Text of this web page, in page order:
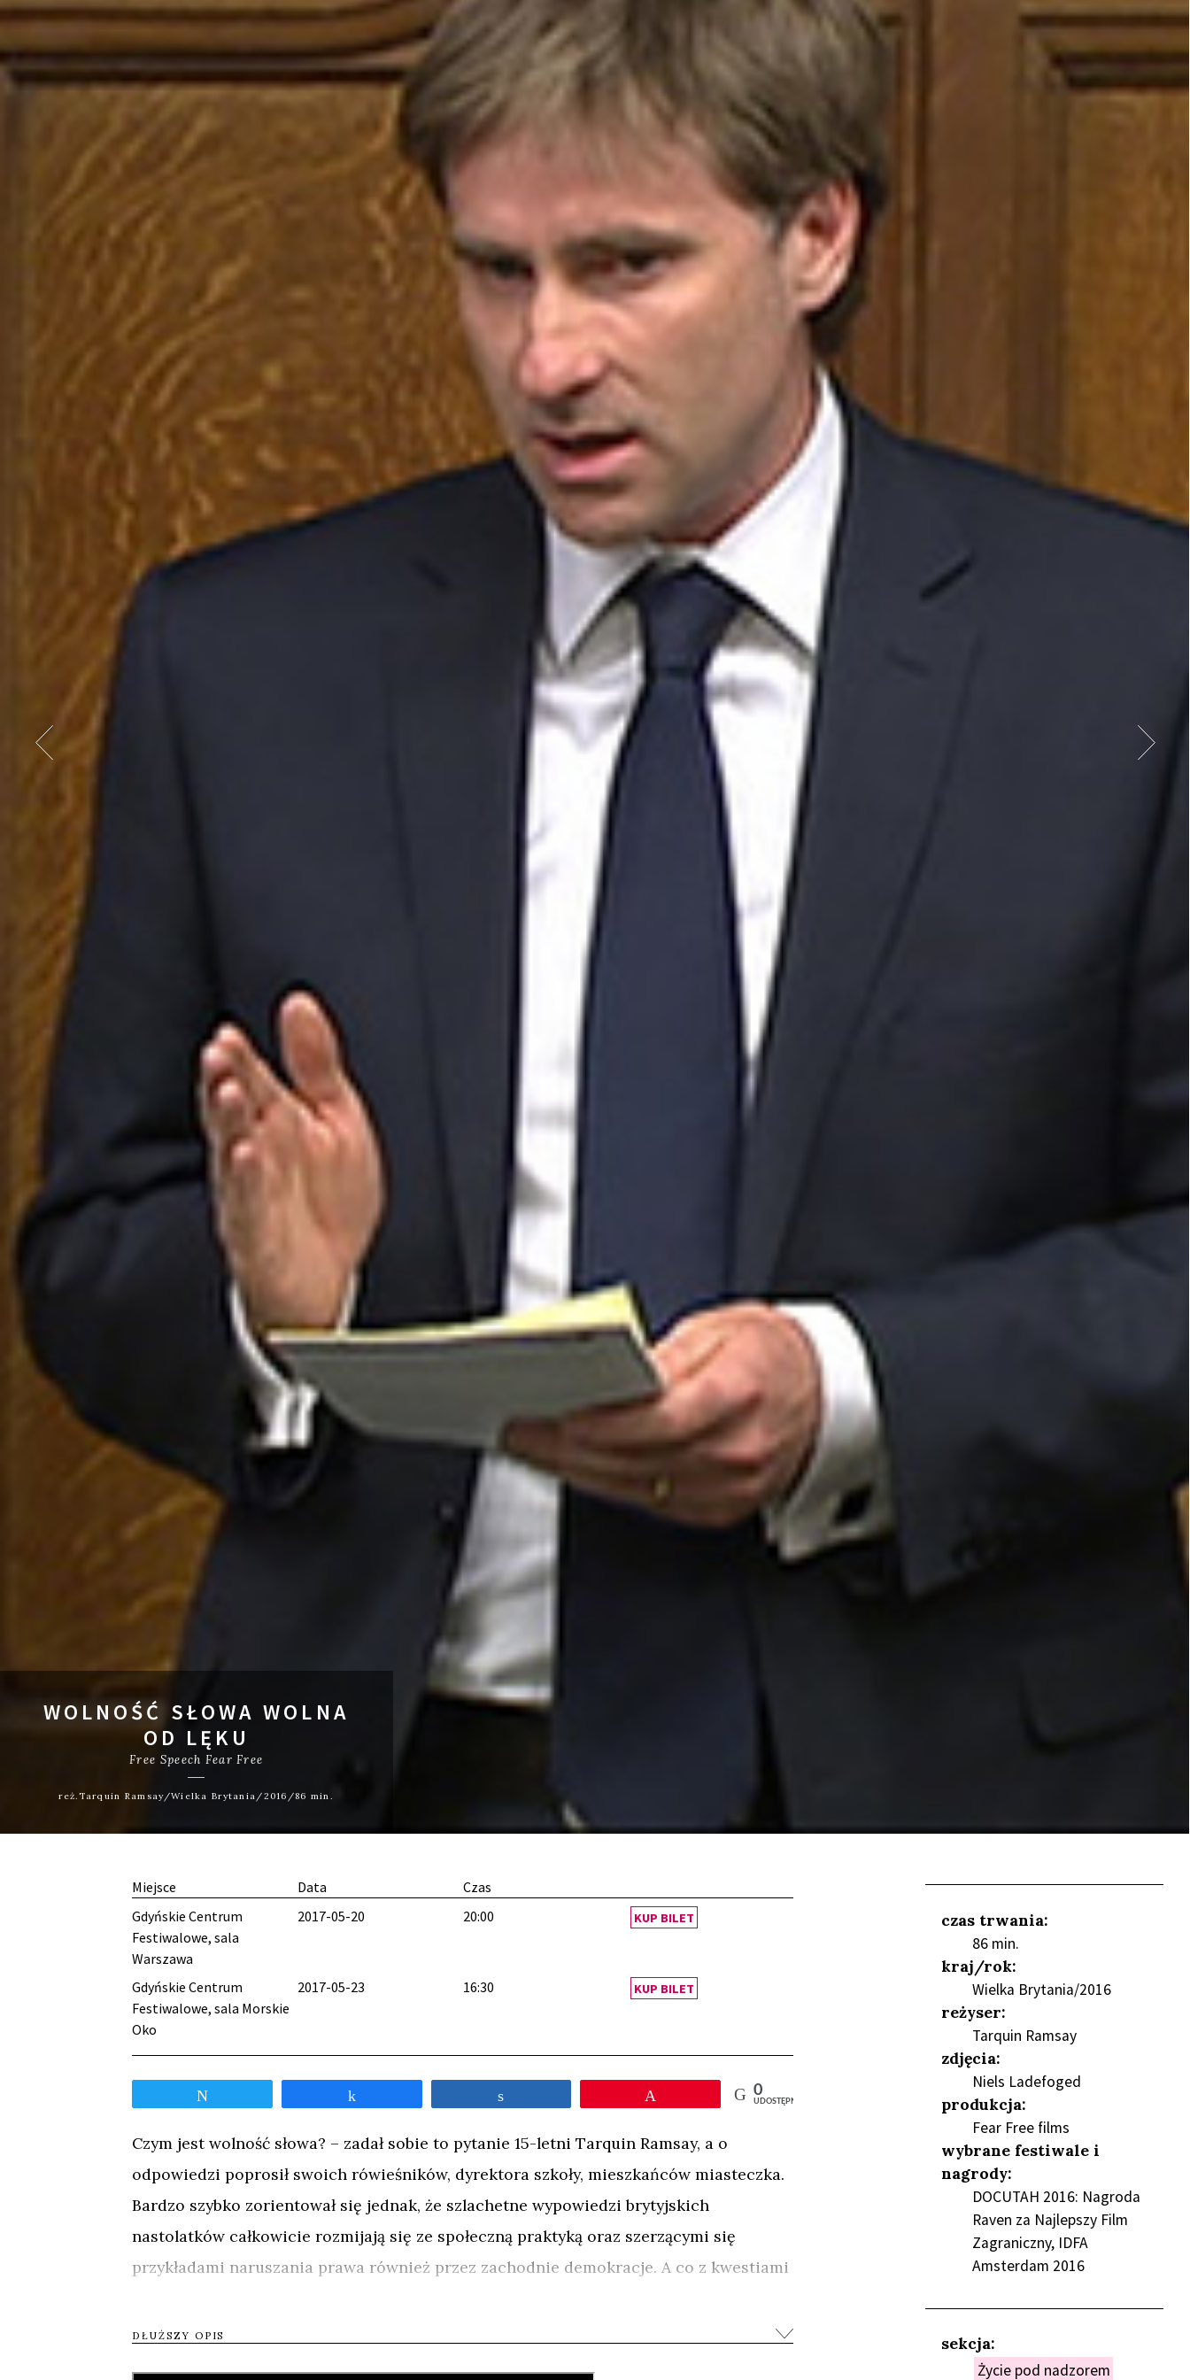
WOLNOŚĆ SŁOWA WOLNA
OD LĘKU
Free Speech Fear Free
reż.Tarquin Ramsay/Wielka Brytania/2016/86 min.
Miejsce Data
Czas
Gdyńskie Centrum
Festiwalowe, sala
Warszawa
2017-05-20 20:00 KUP BILET
Gdyńskie Centrum
Festiwalowe, sala Morskie
Oko
2017-05-23 16:30 KUP BILET
0
UDOSTĘPNIEŃ
Czym jest wolność słowa? – zadał sobie to pytanie 15-letni Tarquin Ramsay, a o
odpowiedzi poprosił swoich rówieśników, dyrektora szkoły, mieszkańców miasteczka.
Bardzo szybko zorientował się jednak, że szlachetne wypowiedzi brytyjskich
nastolatków całkowicie rozmijają się ze społeczną praktyką oraz szerzącymi się
przykładami naruszania prawa również przez zachodnie demokracje. A co z kwestiami
prywatności?
DŁUŻSZY OPIS
czas trwania:
86 min.
kraj/rok:
Wielka Brytania/2016
reżyser:
Tarquin Ramsay
zdjęcia:
Niels Ladefoged
produkcja:
Fear Free films
wybrane festiwale i
nagrody:
DOCUTAH 2016: Nagroda
Raven za Najlepszy Film
Zagraniczny, IDFA
Amsterdam 2016
sekcja:
Życie pod nadzorem